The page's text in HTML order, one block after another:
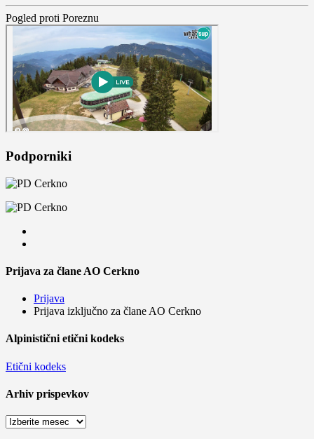
Pogled proti Poreznu
Podporniki
Prijava za člane AO Cerkno
Prijava
Prijava izključno za člane AO Cerkno
Alpinistični etični kodeks
Etični kodeks
Arhiv prispevkov
Arhiv